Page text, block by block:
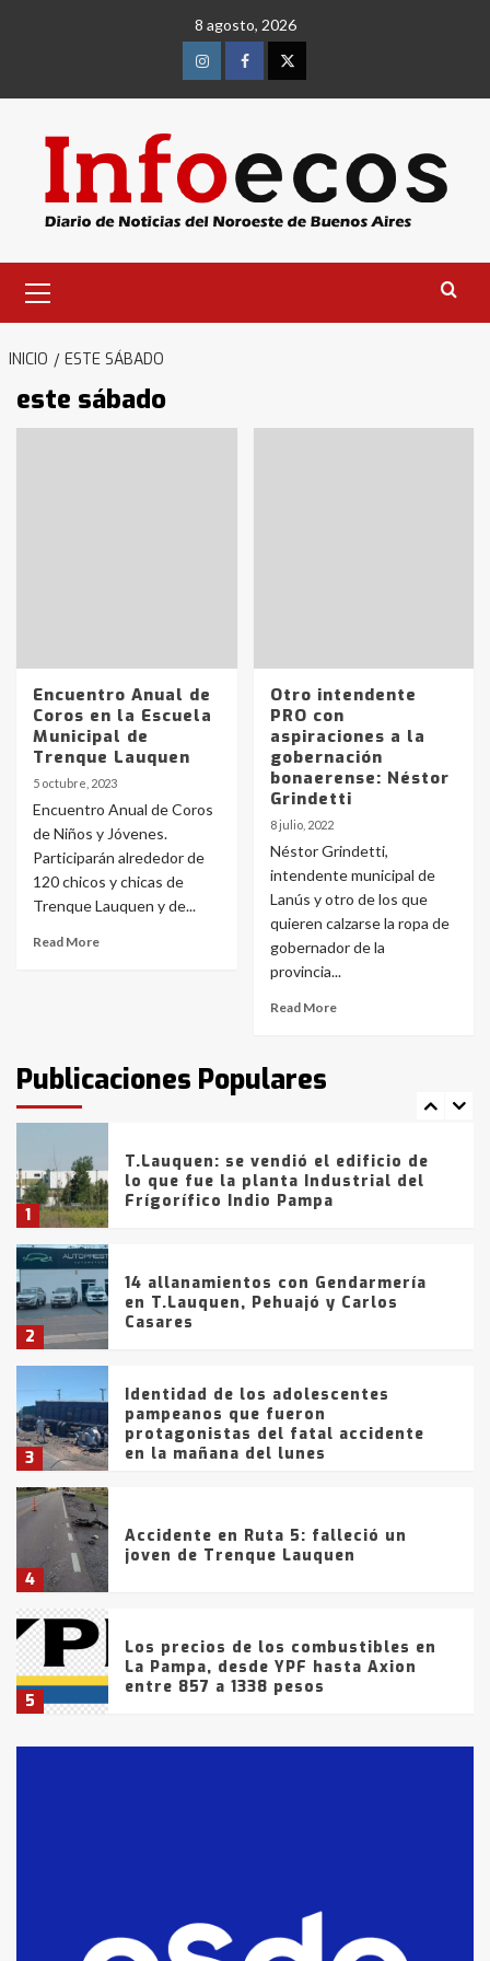
8 agosto, 2026
InstagramFacebookTwitter
primario
INICIO ESTE SÁBADO
este sábado
Encuentro Anual de
Coros en la Escuela
Municipal de
Trenque Lauquen
5 octubre, 2023
Encuentro Anual de Coros
de Niños y Jóvenes.
Participarán alrededor de
120 chicos y chicas de
Trenque Lauquen y de...
Read More
Otro intendente
PRO con
aspiraciones a la
gobernación
bonaerense: Néstor
Grindetti
8 julio, 2022
Néstor Grindetti,
intendente municipal de
Lanús y otro de los que
quieren calzarse la ropa de
gobernador de la
provincia...
Read More
Publicaciones Populares
4
Accidente en Ruta 5: falleció un
joven de Trenque Lauquen
5
Los precios de los combustibles en
La Pampa, desde YPF hasta Axion
entre 857 a 1338 pesos
La Bolsa de Cereales de Bahía
Blanca anticipa que Agosto vendrá
con lluvias y heladas, en gran parte
fueron detenidos por
comercialización de drogas en la
tarde del sábado
1
T.Lauquen: se vendió el edificio de
lo que fue la planta Industrial del
Frígorífico Indio Pampa
2
14 allanamientos con Gendarmería
en T.Lauquen, Pehuajó y Carlos
Casares
3
Identidad de los adolescentes
pampeanos que fueron
protagonistas del fatal accidente
en la mañana del lunes
4
Accidente en Ruta 5: falleció un
joven de Trenque Lauquen
5
Los precios de los combustibles en
La Pampa, desde YPF hasta Axion
entre 857 a 1338 pesos
fueron detenidos por
comercialización de drogas en la
tarde del sábado